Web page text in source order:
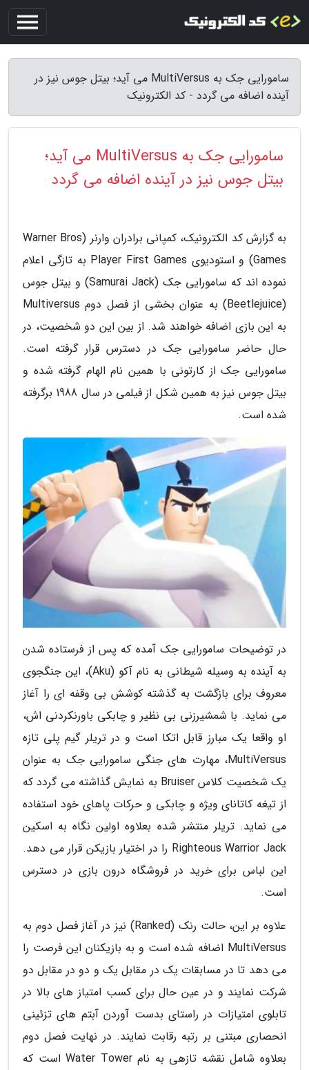
سامورایی جک به MultiVersus می آید؛ بیتل جوس نیز در
آینده اضافه می گردد - کد الکترونیک
سامورایی جک به MultiVersus می آید؛
بیتل جوس نیز در آینده اضافه می گردد
به گزارش کد الکترونیک، کمپانی برادران وارنر (Warner Bros
Games) و استودیوی Player First Games به تازگی اعلام
نموده اند که سامورایی جک (Samurai Jack) و بیتل جوس
(Beetlejuice) به عنوان بخشی از فصل دوم Multiversus
به این بازی اضافه خواهند شد. از بین این دو شخصیت، در
حال حاضر سامورایی جک در دسترس قرار گرفته است.
سامورایی جک از کارتونی با همین نام الهام گرفته شده و
بیتل جوس نیز به همین شکل از فیلمی در سال 1988 برگرفته
شده است.
در توضیحات سامورایی جک آمده که پس از فرستاده شدن
به آینده به وسیله شیطانی به نام آکو (Aku)، این جنگجوی
معروف برای بازگشت به گذشته کوشش بی وقفه ای را آغاز
می نماید. با شمشیرزنی بی نظیر و چابکی باورنکردنی اش،
او واقعا یک مبارز قابل اتکا است و در تریلر گیم پلی تازه
MultiVersus، مهارت های جنگی سامورایی جک به عنوان
یک شخصیت کلاس Bruiser به نمایش گذاشته می گردد که
از تیغه کاتانای ویژه و چابکی و حرکات پاهای خود استفاده
می نماید. تریلر منتشر شده بعلاوه اولین نگاه به اسکین
Righteous Warrior Jack را در اختیار بازیکن قرار می دهد.
این لباس برای خرید در فروشگاه درون بازی در دسترس
است.
علاوه بر این، حالت رنک (Ranked) نیز در آغاز فصل دوم به
MultiVersus اضافه شده است و به بازیکنان این فرصت را
می دهد تا در مسابقات یک در مقابل یک و دو در مقابل دو
شرکت نمایند و در عین حال برای کسب امتیاز های بالا در
تابلوی امتیازات در راستای بدست آوردن آبتم های تزئینی
انحصاری مبتنی بر رتبه رقابت نمایند. در نهایت فصل دوم
بعلاوه شامل نقشه تازهی به نام Water Tower است که